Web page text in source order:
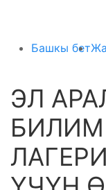
Башкы бет
ЭЛ
БИЛИМ